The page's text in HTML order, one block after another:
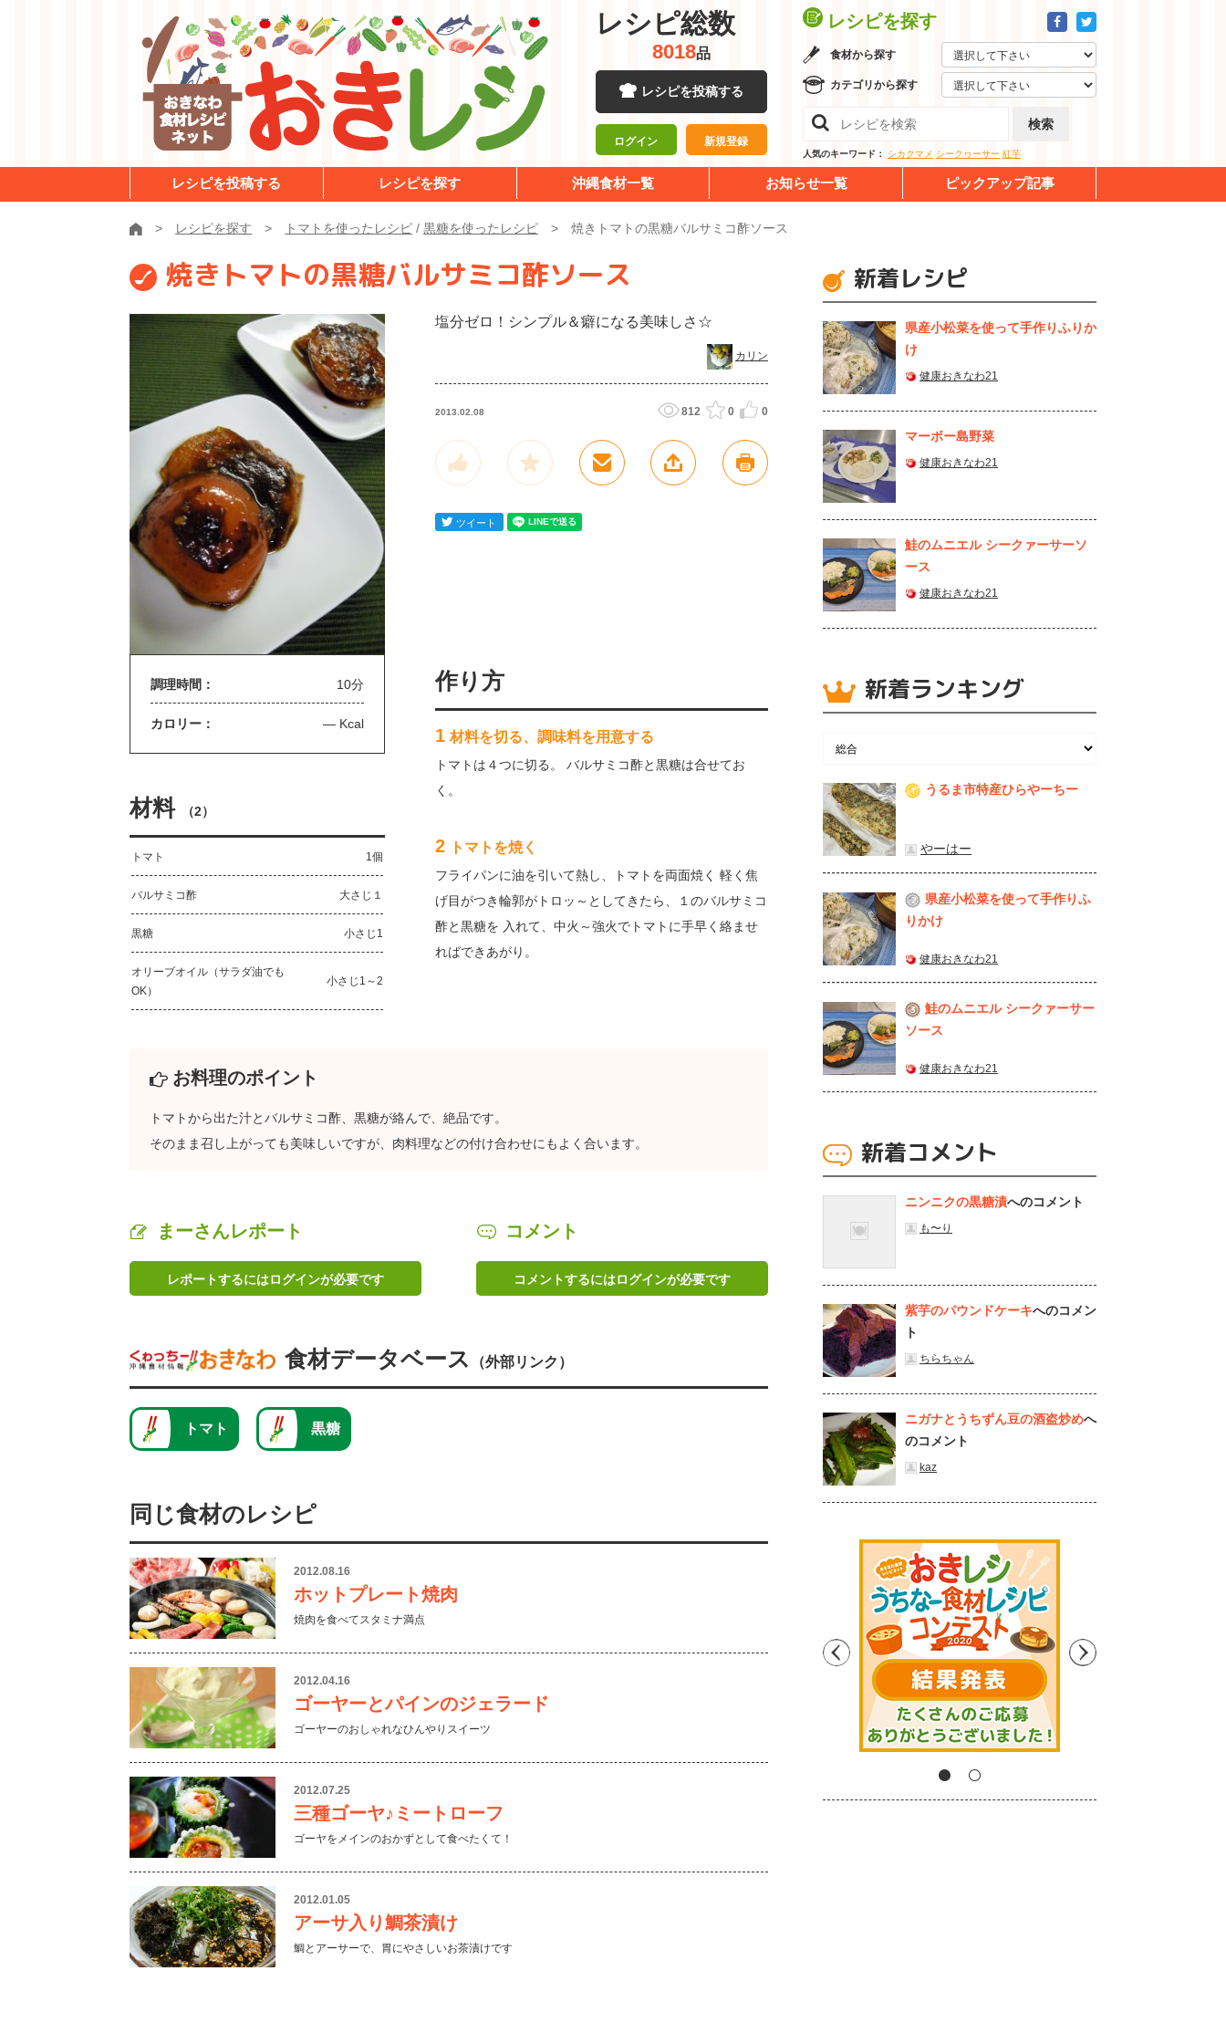
レシピ総数
8018品
レシピを投稿する
ログイン 新規登録
レシピを探す
食材から探す
カテゴリから探す
検索
人気のキーワード： シカクマメ シークヮーサー 紅芋
レシピを投稿する レシピを探す 沖縄食材一覧 お知らせ一覧 ピックアップ記事
レシピを探す トマトを使ったレシピ /黒糖を使ったレシピ 焼きトマトの黒糖バルサミコ酢ソース
焼きトマトの黒糖バルサミコ酢ソース
塩分ゼロ！シンプル＆癖になる美味しさ☆
カリン
2013.02.08 812 0 0
調理時間： 10分
カロリー： — Kcal
材料 （2）
トマト 1個
バルサミコ酢 大さじ１
黒糖 小さじ1
オリーブオイル（サラダ油でも
OK）
小さじ1～2
作り方
1 材料を切る、調味料を用意する
トマトは４つに切る。 バルサミコ酢と黒糖は合せてお
く。
2 トマトを焼く
フライパンに油を引いて熱し、トマトを両面焼く 軽く焦
げ目がつき輪郭がトロッ～としてきたら、１のバルサミコ
酢と黒糖を 入れて、中火～強火でトマトに手早く絡ませ
ればできあがり。
お料理のポイント
トマトから出た汁とバルサミコ酢、黒糖が絡んで、絶品です。
そのまま召し上がっても美味しいですが、肉料理などの付け合わせにもよく合います。
まーさんレポート
レポートするにはログインが必要です
コメント
コメントするにはログインが必要です
食材データベース （外部リンク）
トマト 黒糖
同じ食材のレシピ
2012.08.16
ホットプレート焼肉
焼肉を食べてスタミナ満点
2012.04.16
ゴーヤーとパインのジェラード
ゴーヤーのおしゃれなひんやりスイーツ
2012.07.25
三種ゴーヤ♪ミートローフ
ゴーヤをメインのおかずとして食べたくて！
2012.01.05
アーサ入り鯛茶漬け
鯛とアーサーで、胃にやさしいお茶漬けです
新着レシピ
県産⼩松菜を使って⼿作りふりか
け
健康おきなわ21
マーボー島野菜
健康おきなわ21
鮭のムニエル シークァーサーソ
ース
健康おきなわ21
新着ランキング
1 うるま市特産ひらやーちー
やーはー
2
県産⼩松菜を使って⼿作りふ
りかけ
健康おきなわ21
3
鮭のムニエル シークァーサー
ソース
健康おきなわ21
新着コメント
ニンニクの黒糖漬へのコメント
も〜り
紫芋のパウンドケーキへのコメン
ト
ちらちゃん
ニガナとうちずん豆の酒盗炒めへ
のコメント
kaz